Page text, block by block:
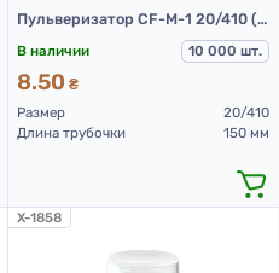
Пульверизатор CF-M-1 20/410 (белый L 150 мм (до прокладки))
В наличии 10 000 шт.
8.50 ₴
Размер
20/410
Длина трубочки
150 мм
X-1858